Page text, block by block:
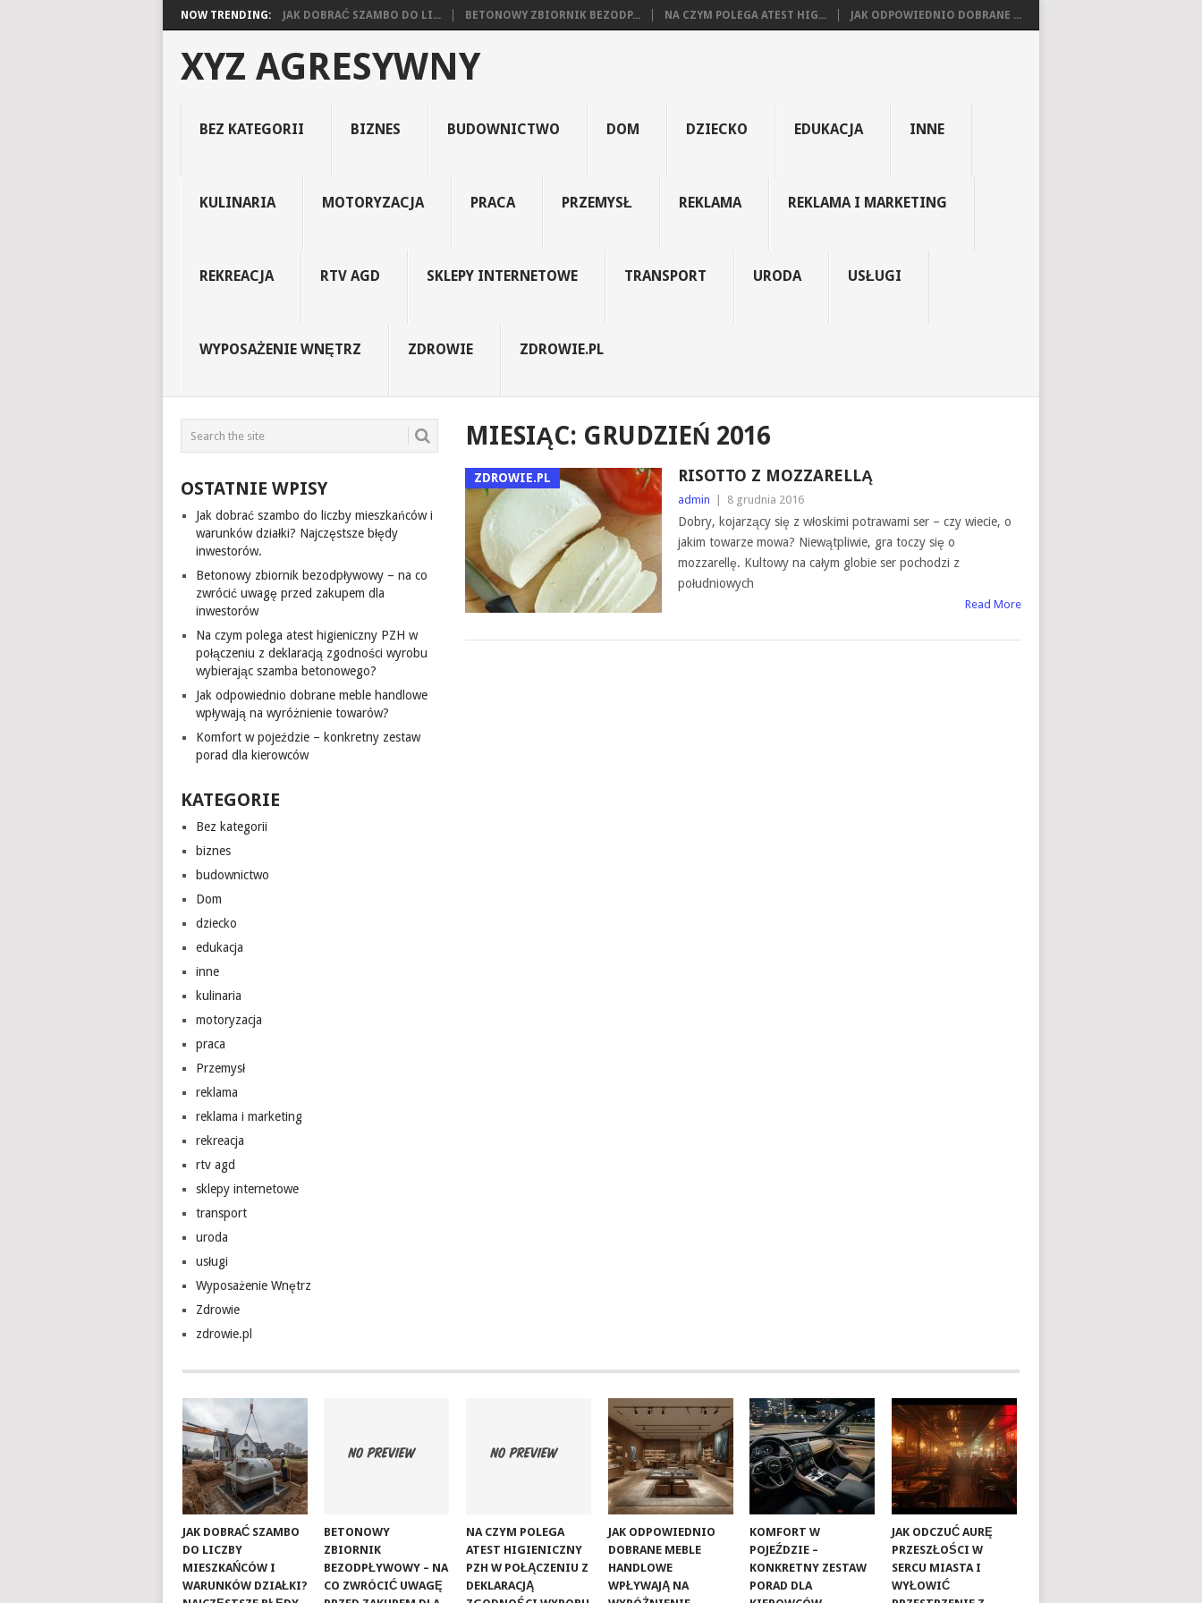
NOW TRENDING: JAK DOBRAĆ SZAMBO DO LI... BETONOWY ZBIORNIK BEZODP... NA CZYM POLEGA ATEST HIG... JAK ODPOWIEDNIO DOBRANE ...
XYZ AGRESYWNY
BEZ KATEGORII BIZNES BUDOWNICTWO DOM DZIECKO EDUKACJA INNE
KULINARIA MOTORYZACJA PRACA PRZEMYSŁ REKLAMA REKLAMA I MARKETING
REKREACJA RTV AGD SKLEPY INTERNETOWE TRANSPORT URODA USŁUGI
WYPOSAŻENIE WNĘTRZ ZDROWIE ZDROWIE.PL
MIESIĄC: GRUDZIEŃ 2016
ZDROWIE.PL RISOTTO Z MOZZARELLĄ
admin 8 grudnia 2016
Dobry, kojarzący się z włoskimi potrawami ser – czy wiecie, o
jakim towarze mowa? Niewątpliwie, gra toczy się o
mozzarellę. Kultowy na całym globie ser pochodzi z
południowych
Read More
OSTATNIE WPISY
Jak dobrać szambo do liczby mieszkańców i
warunków działki? Najczęstsze błędy
inwestorów.
Betonowy zbiornik bezodpływowy – na co
zwrócić uwagę przed zakupem dla
inwestorów
Na czym polega atest higieniczny PZH w
połączeniu z deklaracją zgodności wyrobu
wybierając szamba betonowego?
Jak odpowiednio dobrane meble handlowe
wpływają na wyróżnienie towarów?
Komfort w pojeździe – konkretny zestaw
porad dla kierowców
KATEGORIE
Bez kategorii
biznes
budownictwo
Dom
dziecko
edukacja
inne
kulinaria
motoryzacja
praca
Przemysł
reklama
reklama i marketing
rekreacja
rtv agd
sklepy internetowe
transport
uroda
usługi
Wyposażenie Wnętrz
Zdrowie
zdrowie.pl
JAK DOBRAĆ SZAMBO
DO LICZBY
MIESZKAŃCÓW I
WARUNKÓW DZIAŁKI?
BETONOWY
ZBIORNIK
BEZODPŁYWOWY – NA
CO ZWRÓCIĆ UWAGĘ
NA CZYM POLEGA
ATEST HIGIENICZNY
PZH W POŁĄCZENIU Z
DEKLARACJĄ
JAK ODPOWIEDNIO
DOBRANE MEBLE
HANDLOWE
WPŁYWAJĄ NA
KOMFORT W
POJEŹDZIE –
KONKRETNY ZESTAW
PORAD DLA
JAK ODCZUĆ AURĘ
PRZESZŁOŚCI W
SERCU MIASTA I
WYŁOWIĆ